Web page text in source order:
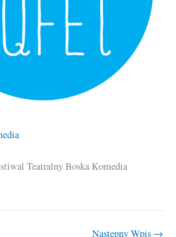
Teatralny Boska Komedia
Następny Wpis →